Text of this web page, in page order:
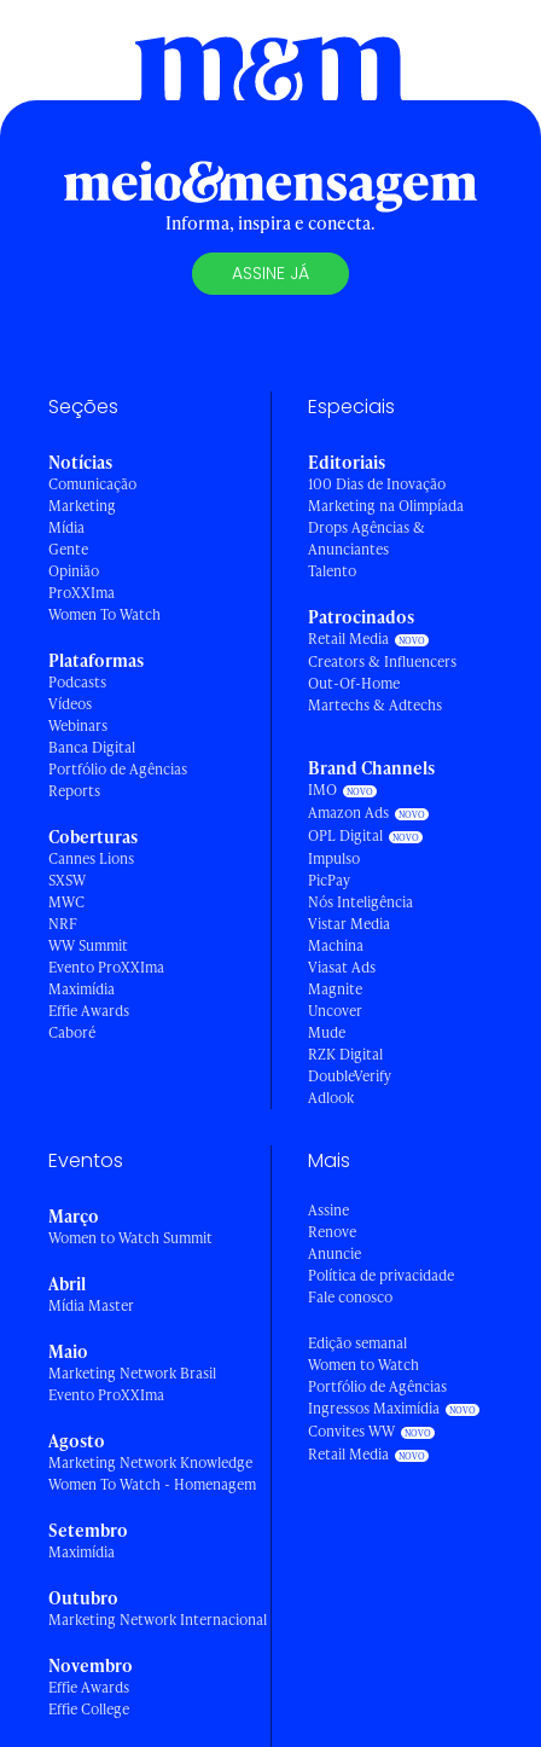
Informa, inspira e conecta.
ASSINE JÁ
Seções
Notícias
Comunicação
Marketing
Mídia
Gente
Opinião
ProXXIma
Women To Watch
Plataformas
Podcasts
Vídeos
Webinars
Banca Digital
Portfólio de Agências
Reports
Coberturas
Cannes Lions
SXSW
MWC
NRF
WW Summit
Evento ProXXIma
Maximídia
Effie Awards
Caboré
Especiais
Editoriais
100 Dias de Inovação
Marketing na Olimpíada
Drops Agências &
Anunciantes
Talento
Patrocinados
Retail Media
Creators & Influencers
Out-Of-Home
Martechs & Adtechs
Brand Channels
IMO
Amazon Ads
OPL Digital
Impulso
PicPay
Nós Inteligência
Vistar Media
Machina
Viasat Ads
Magnite
Uncover
Mude
RZK Digital
DoubleVerify
Adlook
Eventos
Março
Women to Watch Summit
Abril
Mídia Master
Maio
Marketing Network Brasil
Evento ProXXIma
Agosto
Marketing Network Knowledge
Women To Watch - Homenagem
Setembro
Maximídia
Outubro
Marketing Network Internacional
Novembro
Effie Awards
Effie College
Mais
Assine
Renove
Anuncie
Política de privacidade
Fale conosco
Edição semanal
Women to Watch
Portfólio de Agências
Ingressos Maximídia
Convites WW
Retail Media